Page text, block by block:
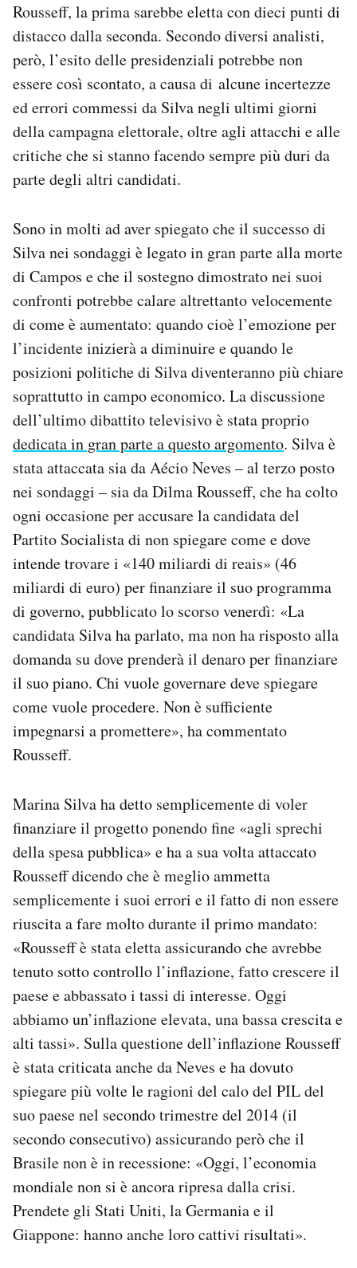
Rousseff, la prima sarebbe eletta con dieci punti di
distacco dalla seconda. Secondo diversi analisti,
però, l’esito delle presidenziali potrebbe non
essere così scontato, a causa di alcune incertezze
ed errori commessi da Silva negli ultimi giorni
della campagna elettorale, oltre agli attacchi e alle
critiche che si stanno facendo sempre più duri da
parte degli altri candidati.
Sono in molti ad aver spiegato che il successo di
Silva nei sondaggi è legato in gran parte alla morte
di Campos e che il sostegno dimostrato nei suoi
confronti potrebbe calare altrettanto velocemente
di come è aumentato: quando cioè l’emozione per
l’incidente inizierà a diminuire e quando le
posizioni politiche di Silva diventeranno più chiare
soprattutto in campo economico. La discussione
dell’ultimo dibattito televisivo è stata proprio
dedicata in gran parte a questo argomento. Silva è
stata attaccata sia da Aécio Neves – al terzo posto
nei sondaggi – sia da Dilma Rousseff, che ha colto
ogni occasione per accusare la candidata del
Partito Socialista di non spiegare come e dove
intende trovare i «140 miliardi di reais» (46
miliardi di euro) per finanziare il suo programma
di governo, pubblicato lo scorso venerdì: «La
candidata Silva ha parlato, ma non ha risposto alla
domanda su dove prenderà il denaro per finanziare
il suo piano. Chi vuole governare deve spiegare
come vuole procedere. Non è sufficiente
impegnarsi a promettere», ha commentato
Rousseff.
Marina Silva ha detto semplicemente di voler
finanziare il progetto ponendo fine «agli sprechi
della spesa pubblica» e ha a sua volta attaccato
Rousseff dicendo che è meglio ammetta
semplicemente i suoi errori e il fatto di non essere
riuscita a fare molto durante il primo mandato:
«Rousseff è stata eletta assicurando che avrebbe
tenuto sotto controllo l’inflazione, fatto crescere il
paese e abbassato i tassi di interesse. Oggi
abbiamo un’inflazione elevata, una bassa crescita e
alti tassi». Sulla questione dell’inflazione Rousseff
è stata criticata anche da Neves e ha dovuto
spiegare più volte le ragioni del calo del PIL del
suo paese nel secondo trimestre del 2014 (il
secondo consecutivo) assicurando però che il
Brasile non è in recessione: «Oggi, l’economia
mondiale non si è ancora ripresa dalla crisi.
Prendete gli Stati Uniti, la Germania e il
Giappone: hanno anche loro cattivi risultati».